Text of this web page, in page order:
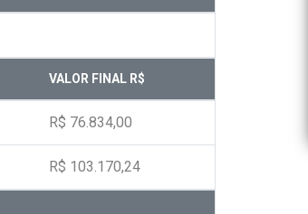
VALOR FINAL R$
R$ 76.834,00
R$ 103.170,24